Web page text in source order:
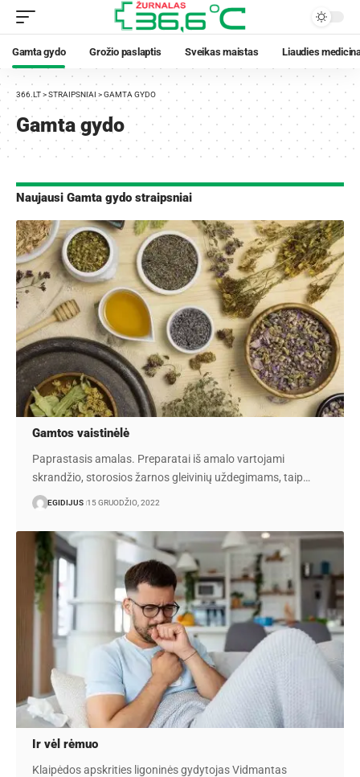
Gamta gydo Grožio paslaptis Sveikas maistas Liaudies
366.LT>STRAIPSNIAI >GAMTA GYDO
Gamta gydo
Naujausi Gamta gydo straipsniai
Gamtos vaistinėlė
Paprastasis amalas. Preparatai iš amalo vartojami
skrandžio, storosios žarnos gleivinių uždegimams, taip…
EGIDIJUS 15 GRUODŽIO, 2022
Ir vėl rėmuo
Klaipėdos apskrities ligoninės gydytojas Vidmantas